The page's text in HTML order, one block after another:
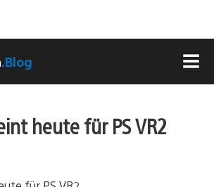
.Blog
heute für PS VR2